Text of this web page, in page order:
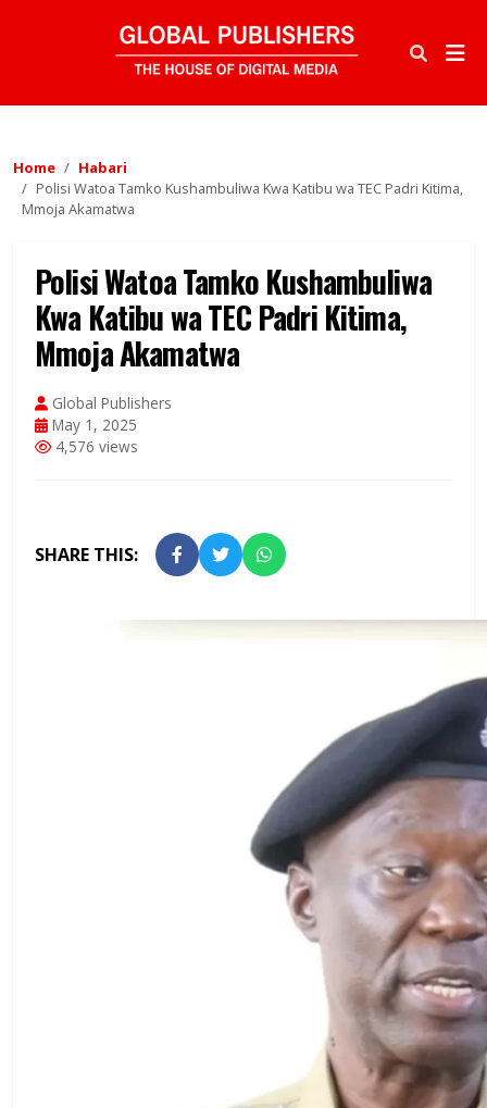
Home
Habari
Polisi Watoa Tamko Kushambuliwa Kwa Katibu wa TEC Padri Kitima,
Mmoja Akamatwa
Polisi Watoa Tamko Kushambuliwa
Kwa Katibu wa TEC Padri Kitima,
Mmoja Akamatwa
Global Publishers
May 1, 2025
4,576 views
SHARE THIS: